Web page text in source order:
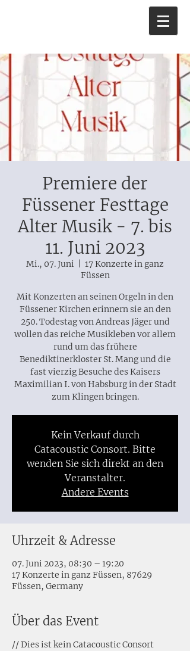
Premiere der
Füssener Festtage
Alter Musik - 7. bis
11. Juni 2023
Mi., 07. Juni
17 Konzerte in ganz
Füssen
Mit Konzerten an seinen Orgeln in den
Füssener Kirchen erinnern sie an den
250. Todestag von Andreas Jäger und
wollen das reiche Musikleben vor allem
rund um das frühere
Benediktinerkloster St. Mang und die
fast vierzig Besuche des Kaisers
Maximilian I. von Habsburg in der Stadt
zum Klingen bringen.
Kein Verkauf durch
Catacoustic Consort. Bitte
wenden Sie sich direkt an den
Veranstalter.
Andere Events
Uhrzeit & Adresse
07. Juni 2023, 08:30 – 19:20
17 Konzerte in ganz Füssen, 87629
Füssen, Germany
Über das Event
// Dies ist kein Catacoustic Consort